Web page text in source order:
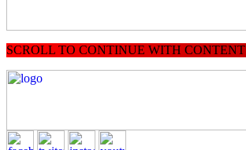
SCROLL TO CONTINUE WITH CONTENT